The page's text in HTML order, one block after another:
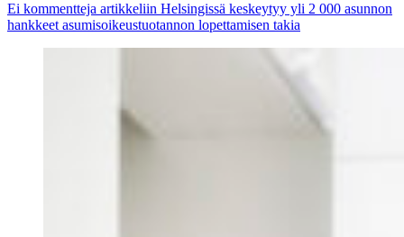
Ei kommentteja artikkeliin Helsingissä keskeytyy yli 2 000 asunnon
hankkeet asumisoikeustuotannon lopettamisen takia